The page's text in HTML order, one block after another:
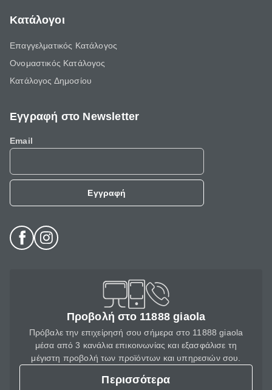
Κατάλογοι
Επαγγελματικός Κατάλογος
Ονομαστικός Κατάλογος
Κατάλογος Δημοσίου
Εγγραφή στο Newsletter
Email
Εγγραφή
Προβολή στο 11888 giaola
Πρόβαλε την επιχείρησή σου σήμερα στο 11888 giaola
μέσα από 3 κανάλια επικοινωνίας και εξασφάλισε τη
μέγιστη προβολή των προϊόντων και υπηρεσιών σου.
Περισσότερα